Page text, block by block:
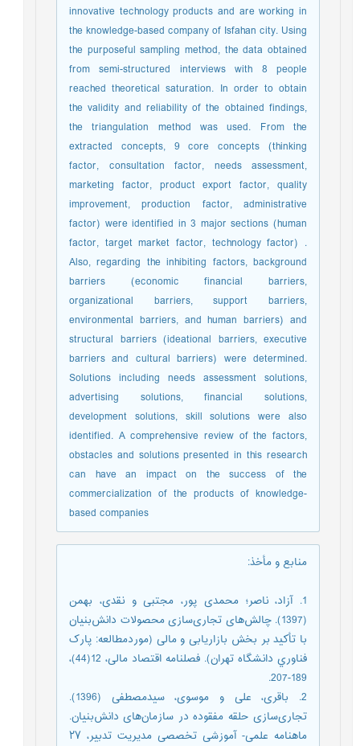
innovative technology products and are working in
the knowledge-based company of Isfahan city. Using
the purposeful sampling method, the data obtained
from semi-structured interviews with 8 people
reached theoretical saturation. In order to obtain
the validity and reliability of the obtained findings,
the triangulation method was used. From the
extracted concepts, 9 core concepts (thinking
factor, consultation factor, needs assessment,
marketing factor, product export factor, quality
improvement, production factor, administrative
factor) were identified in 3 major sections (human
factor, target market factor, technology factor) .
Also, regarding the inhibiting factors, background
barriers (economic financial barriers,
organizational barriers, support barriers,
environmental barriers, and human barriers) and
structural barriers (ideational barriers, executive
barriers and cultural barriers) were determined.
Solutions including needs assessment solutions,
advertising solutions, financial solutions,
development solutions, skill solutions were also
identified. A comprehensive review of the factors,
obstacles and solutions presented in this research
can have an impact on the success of the
commercialization of the products of knowledge-
based companies
منابع و مأخذ:
1. آزاد، ناصر؛ محمدی پور، مجتبی و نقدی، بهمن
(1397). چالش‌های تجاری‌سازی محصولات دانش‌بنیان
با تأکید بر بخش بازاریابی و مالی (موردمطالعه: پارک
فناوري دانشگاه تهران). فصلنامه اقتصاد مالی، 12(44)،
189-207.
2. باقری، علی و موسوی، سیدمصطفی (1396).
تجاری‌‌سازی حلقه‌‌ مفقوده در سازمان‌‌های دانش‌‌بنیان.
ماهنامه علمی- آموزشی تخصصی مدیریت تدبیر، ۲۷